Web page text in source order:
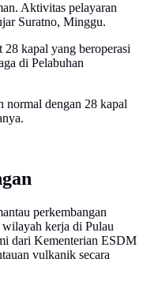
Aktivitas pelayaran
Suratno, Minggu.
28 kapal yang beroperasi
di Pelabuhan
normal dengan 28 kapal
perkembangan
kerja di Pulau
dari Kementerian ESDM
vulkanik secara